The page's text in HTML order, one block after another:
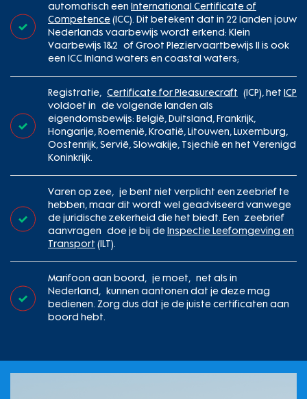
automatisch een
International Certificate of
Competence (ICC). Dit betekent dat in 22 landen jouw
Nederlands vaarbewijs wordt erkend: Klein
Vaarbewijs 1&2 of Groot Pleziervaartbewijs II is ook
een ICC Inland waters en coastal waters;
Registratie, Certificate for Pleasurecraft (ICP), het ICP
voldoet in de volgende landen als
eigendomsbewijs: België, Duitsland, Frankrijk,
Hongarije, Roemenië, Kroatië, Litouwen, Luxemburg,
Oostenrijk, Servië, Slowakije, Tsjechië en het Verenigd
Koninkrijk.
Varen op zee, je bent niet verplicht een zeebrief te
hebben, maar dit wordt wel geadviseerd vanwege
de juridische zekerheid die het biedt. Een zeebrief
aanvragen doe je bij de
Inspectie Leefomgeving en
Transport (ILT).
Marifoon aan boord, je moet, net als in
Nederland, kunnen aantonen dat je deze mag
bedienen. Zorg dus dat je de juiste certificaten aan
boord hebt.